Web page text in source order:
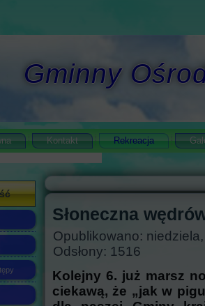
Gminny
Kontakt Rekreacja
Słoneczna
Opublikowano:
Odsłony: 1516
Kolejny 6. już marsz
ciekawą, że „jak w